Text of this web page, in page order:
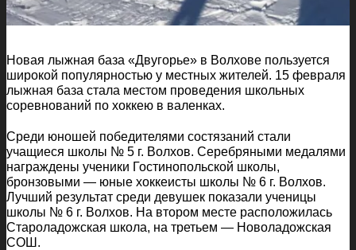
Новая лыжная база «Двугорье» в Волхове пользуется
широкой популярностью у местных жителей. 15 февраля
лыжная база стала местом проведения школьных
соревнований по хоккею в валенках.
Среди юношей победителями состязаний стали
учащиеся школы № 5 г. Волхов. Серебряными медалями
награждены ученики Гостинопольской школы,
бронзовыми — юные хоккеисты школы № 6 г. Волхов.
Лучший результат среди девушек показали ученицы
школы № 6 г. Волхов. На втором месте расположилась
Староладожская школа, на третьем — Новоладожская
СОШ.